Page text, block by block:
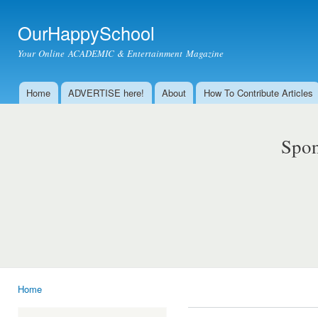
OurHappySchool
Your Online ACADEMIC & Entertainment Magazine
Main menu
Home ADVERTISE here! About How To Contribute Articles
Home